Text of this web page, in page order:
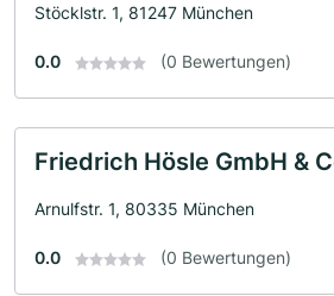
Stöcklstr. 1, 81247 München
0.0 (0 Bewertungen)
Friedrich Hösle GmbH &
Arnulfstr. 1, 80335 München
0.0 (0 Bewertungen)